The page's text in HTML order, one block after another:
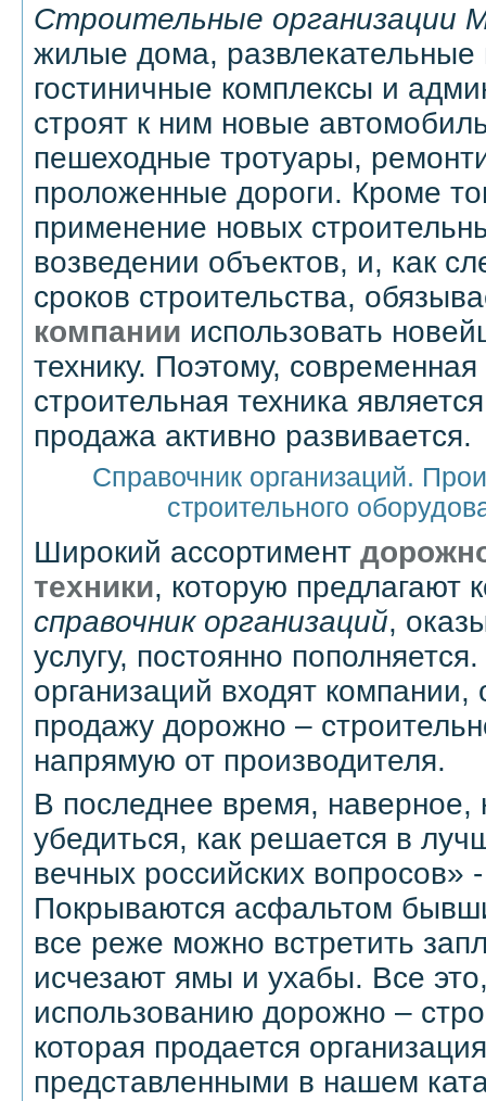
Строительные организации
жилые дома, развлекательные
гостиничные комплексы и
строят к ним новые
пешеходные тротуары,
проложенные дороги. Кроме
применение новых
возведении объектов, и, как
сроков строительства,
компании использовать
технику. Поэтому,
строительная техника
продажа активно развивается.
Справочник организаций.
строительного
Широкий ассортимент
техники, которую предлагают
справочник организаций,
услугу, постоянно
организаций входят
продажу дорожно –
напрямую от производителя.
В последнее время, наверное,
убедиться, как решается в
вечных российских вопросов»
Покрываются асфальтом
все реже можно встретить
исчезают ямы и ухабы. Все
использованию дорожно –
которая продается
представленными в нашем